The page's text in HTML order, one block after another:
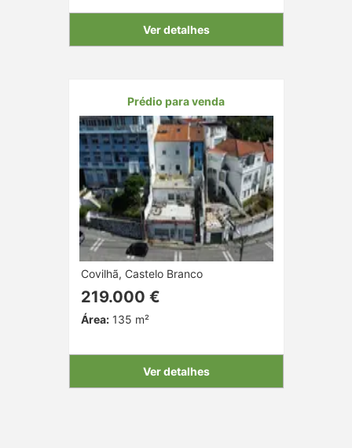
Ver detalhes
Prédio para venda
Covilhã, Castelo Branco
219.000 €
Área:135 m²
Ver detalhes